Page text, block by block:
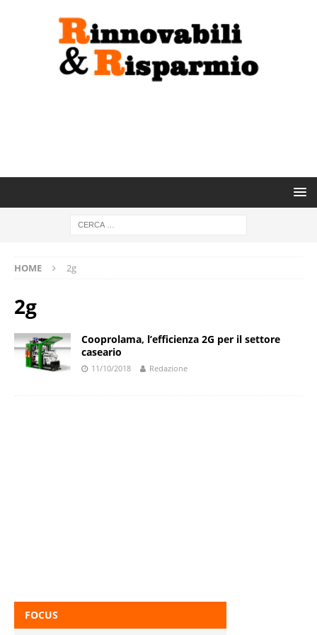
HOME 2g
2g
Cooprolama, l’efficienza 2G per il settore
caseario
11/10/2018 Redazione
FOCUS